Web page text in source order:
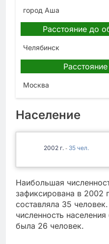
город Аша
Расстояние до
Челябинск
Москва
Население
2002 - 35
Наибольшая
зафиксирована в 2002
составляла 35
численность
была 26 человек.